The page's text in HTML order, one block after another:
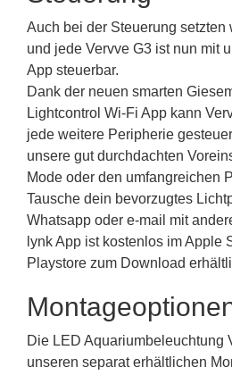
Auch bei der Steuerung setzten
und jede Vervve G3 ist nun mit
App steuerbar.
Dank der neuen smarten
Lightcontrol Wi-Fi App kann
jede weitere Peripherie
unsere gut durchdachten
Mode oder den umfangreichen
Tausche dein bevorzugtes
Whatsapp oder e-mail mit
lynk App ist kostenlos im Apple
Playstore zum Download
Die LED Aquariumbeleuchtung
unseren separat erhältlichen